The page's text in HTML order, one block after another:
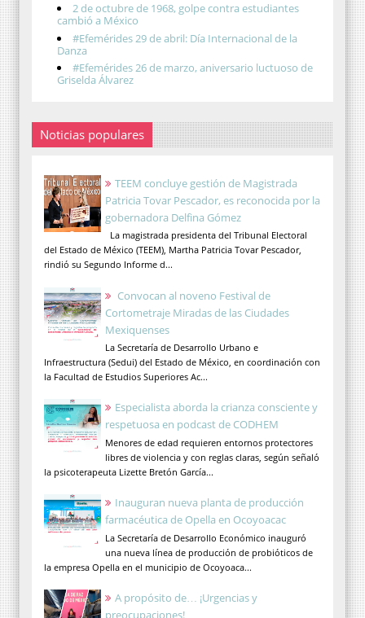
2 de octubre de 1968, golpe contra estudiantes
cambió a México
#Efemérides 29 de abril: Día Internacional de la
Danza
#Efemérides 26 de marzo, aniversario luctuoso de
Griselda Álvarez
Noticias populares
TEEM concluye gestión de Magistrada
Patricia Tovar Pescador, es reconocida por la
gobernadora Delfina Gómez
La magistrada presidenta del Tribunal Electoral
del Estado de México (TEEM), Martha Patricia Tovar Pescador,
rindió su Segundo Informe d...
Convocan al noveno Festival de
Cortometraje Miradas de las Ciudades
Mexiquenses
La Secretaría de Desarrollo Urbano e
Infraestructura (Sedui) del Estado de México, en coordinación con
la Facultad de Estudios Superiores Ac...
Especialista aborda la crianza consciente y
respetuosa en podcast de CODHEM
Menores de edad requieren entornos protectores
libres de violencia y con reglas claras, según señaló
la psicoterapeuta Lizette Bretón García...
Inauguran nueva planta de producción
farmacéutica de Opella en Ocoyoacac
La Secretaría de Desarrollo Económico inauguró
una nueva línea de producción de probióticos de
la empresa Opella en el municipio de Ocoyoaca...
A propósito de… ¡Urgencias y
preocupaciones!